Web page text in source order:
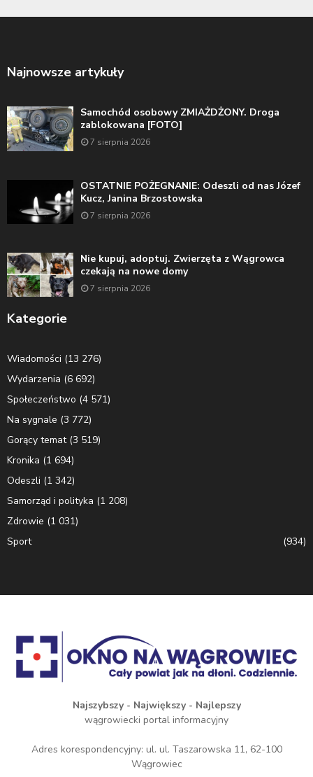
Najnowsze artykuły
Samochód osobowy ZMIAŻDŻONY. Droga
zablokowana [FOTO]
7 sierpnia 2026
OSTATNIE POŻEGNANIE: Odeszli od nas Józef
Kucz, Janina Brzostowska
7 sierpnia 2026
Nie kupuj, adoptuj. Zwierzęta z Wągrowca
czekają na nowe domy
7 sierpnia 2026
Kategorie
Wiadomości (13 276)
Wydarzenia (6 692)
Społeczeństwo (4 571)
Na sygnale (3 772)
Gorący temat(3 519)
Kronika (1 694)
Odeszli (1 342)
Samorząd i polityka (1 208)
Zdrowie (1 031)
Sport
(934)
Najszybszy - Największy - Najlepszy
wągrowiecki portal informacyjny
Adres korespondencyjny: ul. ul. Taszarowska 11, 62-100
Wągrowiec